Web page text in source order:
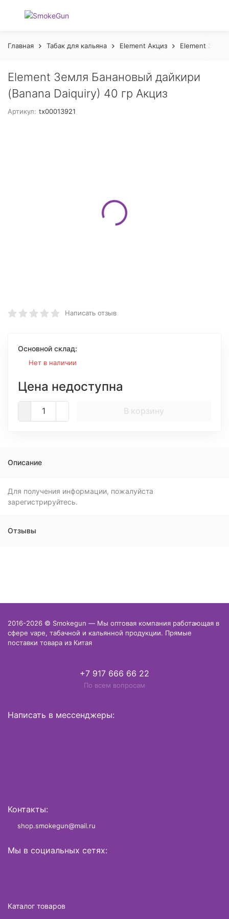
Главная Табак для кальяна Element Акциз Element
Element Земля Банановый дайкири
(Banana Daiquiry) 40 гр Акциз
Артикул: tx00013921
Написать отзыв
Основной склад:
Нет в наличии
Цена недоступна
В корзину
Описание
Для получения информации, пожалуйста
зарегистрируйтесь.
Отзывы
2016-2026 © Smokegun — Мы оптовая компания работающая в
сфере vape, табачной и кальянной продукции. Прямые
поставки товара из Китая
+7 917 666 66 22
По всем вопросам
Написать в мессенджеры:
Контакты:
shop.smokegun@mail.ru
Мы в социальных сетях:
Каталог товаров